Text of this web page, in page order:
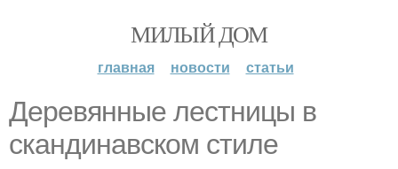
МИЛЫЙ ДОМ
главная новости статьи
Деревянные лестницы в
скандинавском стиле